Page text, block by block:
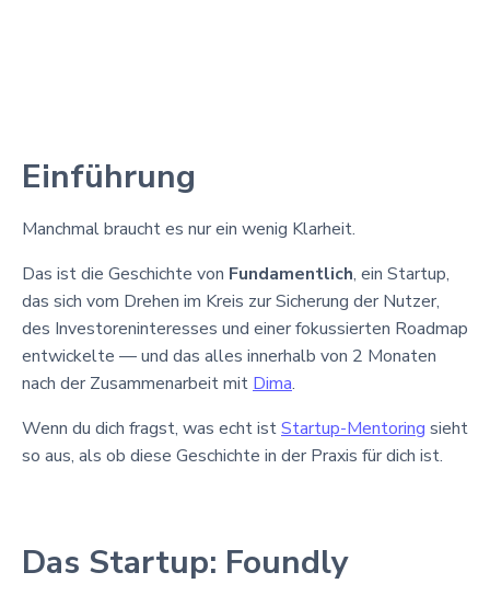
Einführung
Manchmal braucht es nur ein wenig Klarheit.
Das ist die Geschichte von Fundamentlich, ein Startup,
das sich vom Drehen im Kreis zur Sicherung der Nutzer,
des Investoreninteresses und einer fokussierten Roadmap
entwickelte — und das alles innerhalb von 2 Monaten
nach der Zusammenarbeit mit Dima.
Wenn du dich fragst, was echt istStartup-Mentoring sieht
so aus, als ob diese Geschichte in der Praxis für dich ist.
Das Startup: Foundly